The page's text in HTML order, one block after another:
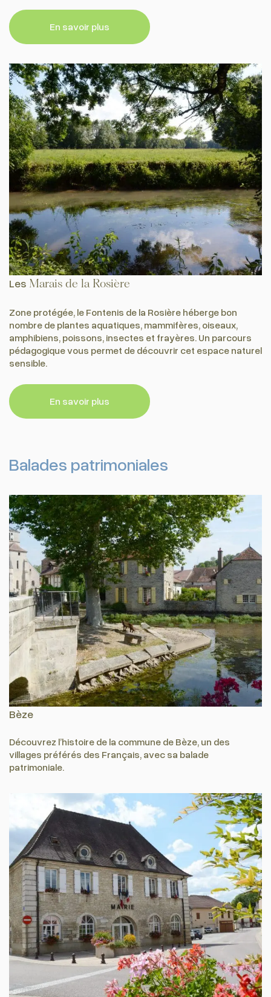
En savoir plus
Les Marais de la Rosière
Zone protégée, le Fontenis de la Rosière héberge bon
nombre de plantes aquatiques, mammifères, oiseaux,
amphibiens, poissons, insectes et frayères. Un parcours
pédagogique vous permet de découvrir cet espace naturel
sensible.
En savoir plus
Balades patrimoniales
Bèze
Découvrez l’histoire de la commune de Bèze, un des
villages préférés des Français, avec sa balade
patrimoniale.